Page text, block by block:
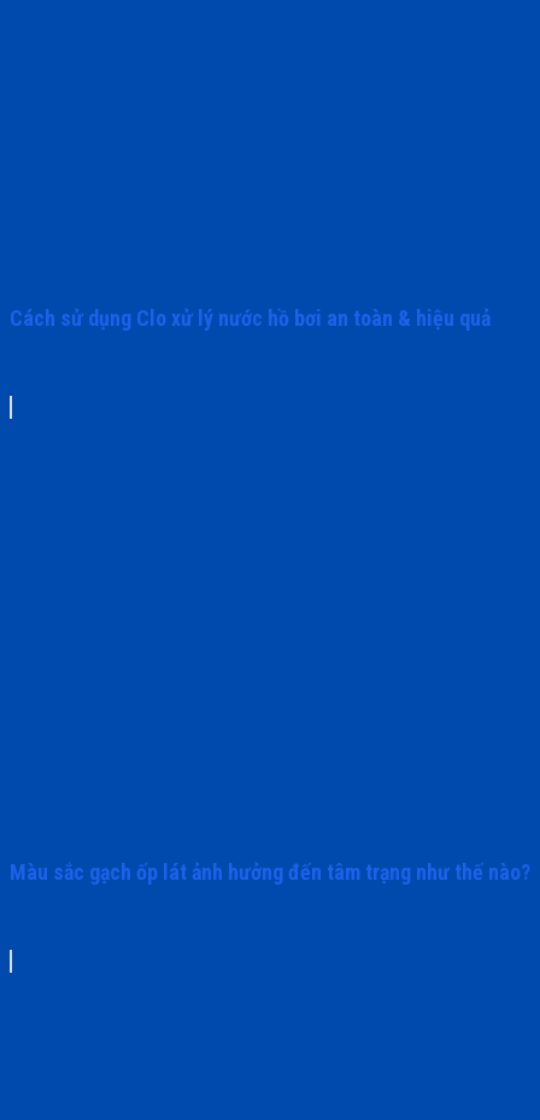
Cách sử dụng Clo xử lý nước hồ bơi an toàn & hiệu quả
Màu sắc gạch ốp lát ảnh hưởng đến tâm trạng như thế nào?